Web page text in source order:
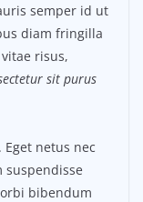
semper id ut
diam fringilla
risus,
sit purus
netus nec
suspendisse
bibendum